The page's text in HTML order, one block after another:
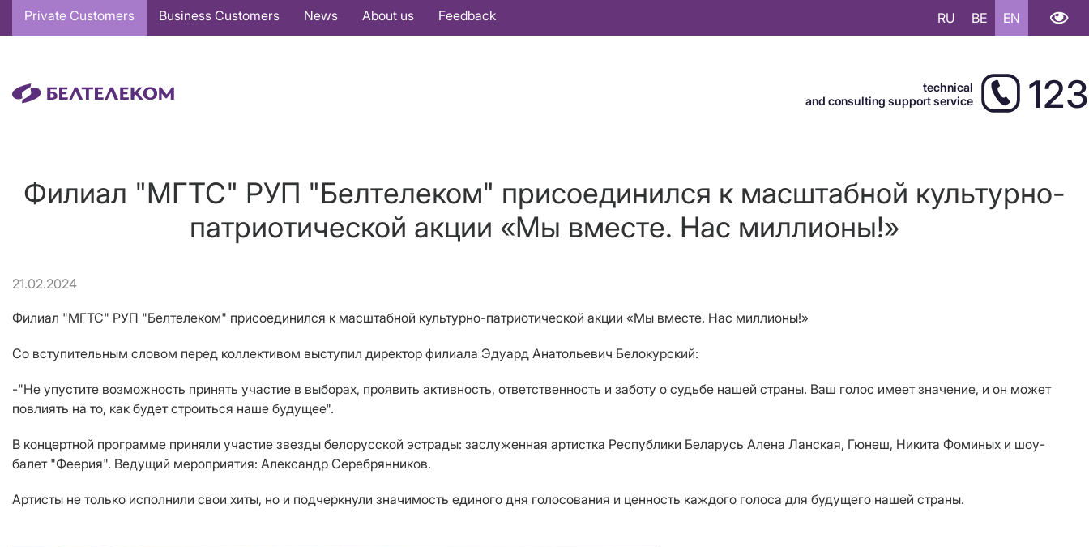
Основная
навигация
Private Customers Business Customers News About us Feedback RU BE EN
technical
and consulting support service
123
Филиал "МГТС" РУП "Белтелеком" присоединился к масштабной культурно-
патриотической акции «Мы вместе. Нас миллионы!»
21.02.2024
Филиал "МГТС" РУП "Белтелеком" присоединился к масштабной культурно-патриотической акции «Мы вместе. Нас миллионы!»
Со вступительным словом перед коллективом выступил директор филиала Эдуард Анатольевич Белокурский:
-"Не упустите возможность принять участие в выборах, проявить активность, ответственность и заботу о судьбе нашей страны. Ваш голос имеет значение, и он может
повлиять на то, как будет строиться наше будущее".
В концертной программе приняли участие звезды белорусской эстрады: заслуженная артистка Республики Беларусь Алена Ланская, Гюнеш, Никита Фоминых и шоу-
балет "Феерия". Ведущий мероприятия: Александр Серебрянников.
Артисты не только исполнили свои хиты, но и подчеркнули значимость единого дня голосования и ценность каждого голоса для будущего нашей страны.